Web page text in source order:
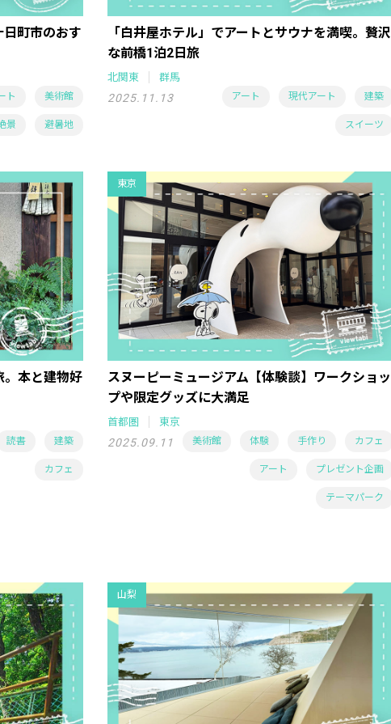
町市のおす
ト 美術館
景 避暑地
「白井屋ホテル」でアートとサウナを満喫。贅沢
な前橋1泊2日旅
北関東 群馬
2025.11.13 アート 現代アート 建築
スイーツ
。本と建物好
読書 建築
カフェ
東京
スヌーピーミュージアム【体験談】ワークショッ
プや限定グッズに大満足
首都圏 東京
2025.09.11 美術館 体験 手作り カフェ
アート プレゼント企画
テーマパーク
山梨